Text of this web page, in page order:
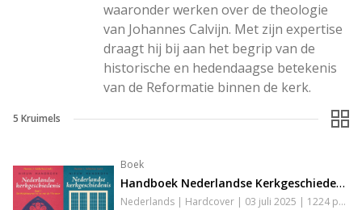
waaronder werken over de theologie
van Johannes Calvijn. Met zijn expertise
draagt hij bij aan het begrip van de
historische en hedendaagse betekenis
van de Reformatie binnen de kerk.
5 Kruimels
Boek
Handboek Nederlandse Kerkgeschiedenis
Nederlands | Hardcover | 03 juli 2025 | 1224 pagina's | 9789043537322